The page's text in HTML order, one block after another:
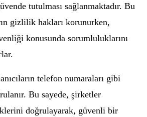
tutulması sağlanmaktadır. Bu
gizlilik hakları korunurken,
konusunda sorumluluklarını
telefon numaraları gibi
Bu sayede, şirketler
doğrulayarak, güvenli bir